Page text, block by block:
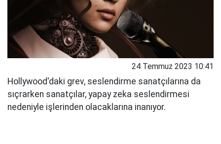
24 Temmuz 2023 10:41
Hollywood'daki grev, seslendirme sanatçılarına da
sıçrarken sanatçılar, yapay zeka seslendirmesi
nedeniyle işlerinden olacaklarına inanıyor.